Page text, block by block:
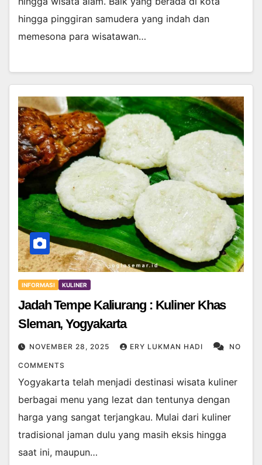
hingga pinggiran samudera yang indah dan
memesona para wisatawan…
INFORMASI KULINER
Jadah Tempe Kaliurang : Kuliner Khas
Sleman, Yogyakarta
NOVEMBER 28, 2025 ERY LUKMAN HADI NO
COMMENTS
Yogyakarta telah menjadi destinasi wisata kuliner
berbagai menu yang lezat dan tentunya dengan
harga yang sangat terjangkau. Mulai dari kuliner
tradisional jaman dulu yang masih eksis hingga
saat ini, maupun…